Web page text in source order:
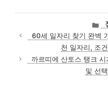
카
테
고
리
60세 일자리 찾기 완벽
천 일자리, 조
까르띠에 산토스 탱크
및 선